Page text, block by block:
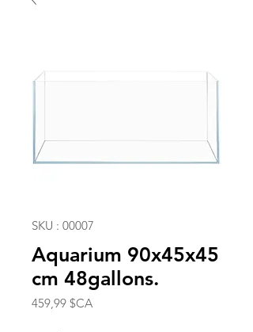
SKU : 00007
Aquarium 90x45x45
cm 48gallons.
459,99 $CAPrix